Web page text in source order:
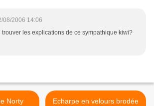
08/2006 14:06
trouver les explications de ce sympathique kiwi?
Norty
Echarpe en velours brodée